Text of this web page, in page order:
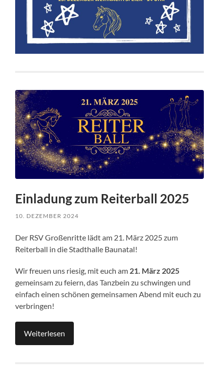
Einladung zum Reiterball 2025
10. DEZEMBER 2024
Der RSV Großenritte lädt am 21. März 2025 zum
Reiterball in die Stadthalle Baunatal!
Wir freuen uns riesig, mit euch am 21. März 2025
gemeinsam zu feiern, das Tanzbein zu schwingen und
einfach einen schönen gemeinsamen Abend mit euch zu
verbringen!
Weiterlesen